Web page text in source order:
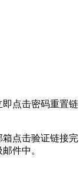
点击密码重置链
点击验证链接完
件中。